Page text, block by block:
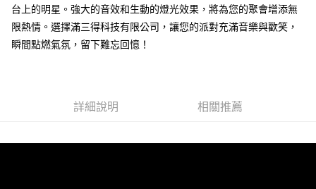
台上的明星。強大的音效和生動的燈光效果，將為您的聚會增添無
限熱情。選擇滿三得科技有限公司，讓您的派對充滿音樂與歡笑，
瞬間點燃氣氛，留下難忘回憶！
詳細說明 相關推薦